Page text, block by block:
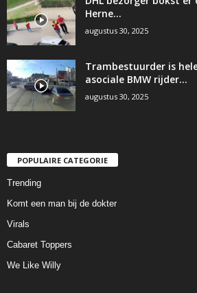
Herne…
augustus 30, 2025
Trambestuurder is
asociale BMW rijder…
augustus 30, 2025
POPULAIRE CATEGORIE
Trending
Komt een man bij de dokter
Virals
Cabaret Toppers
We Like Willy